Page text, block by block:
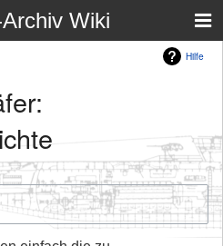
Wiki
Hilfe